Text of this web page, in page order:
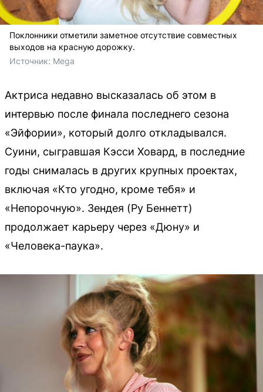
Поклонники отметили заметное отсутствие совместных
выходов на красную дорожку.
Источник: Mega
Актриса недавно высказалась об этом в
интервью после финала последнего сезона
«Эйфории», который долго откладывался.
Суини, сыгравшая Кэсси Ховард, в последние
годы снималась в других крупных проектах,
включая «Кто угодно, кроме тебя» и
«Непорочную». Зендея (Ру Беннетт)
продолжает карьеру через «Дюну» и
«Человека-паука».